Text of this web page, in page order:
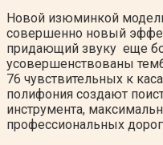
Новой изюминкой
совершенно новый
придающий звуку еще
усовершенствованы
76 чувствительных к
полифония создают
инструмента,
профессиональных